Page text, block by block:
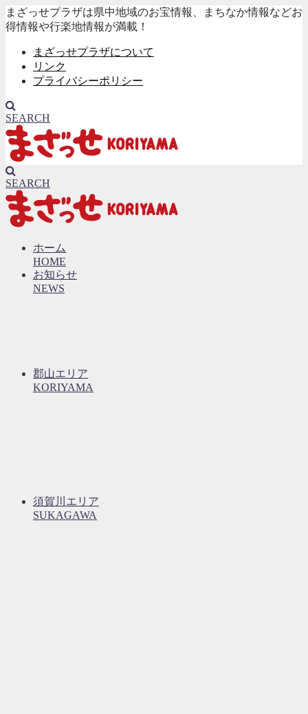
まざっせプラザは県中地域のお宝情報、まちなか情報などお
得情報や行楽地情報が満載！
まざっせプラザについて
リンク
プライバシーポリシー
SEARCH
SEARCH
ホーム
HOME
お知らせ
NEWS
郡山エリア
KORIYAMA
須賀川エリア
SUKAGAWA